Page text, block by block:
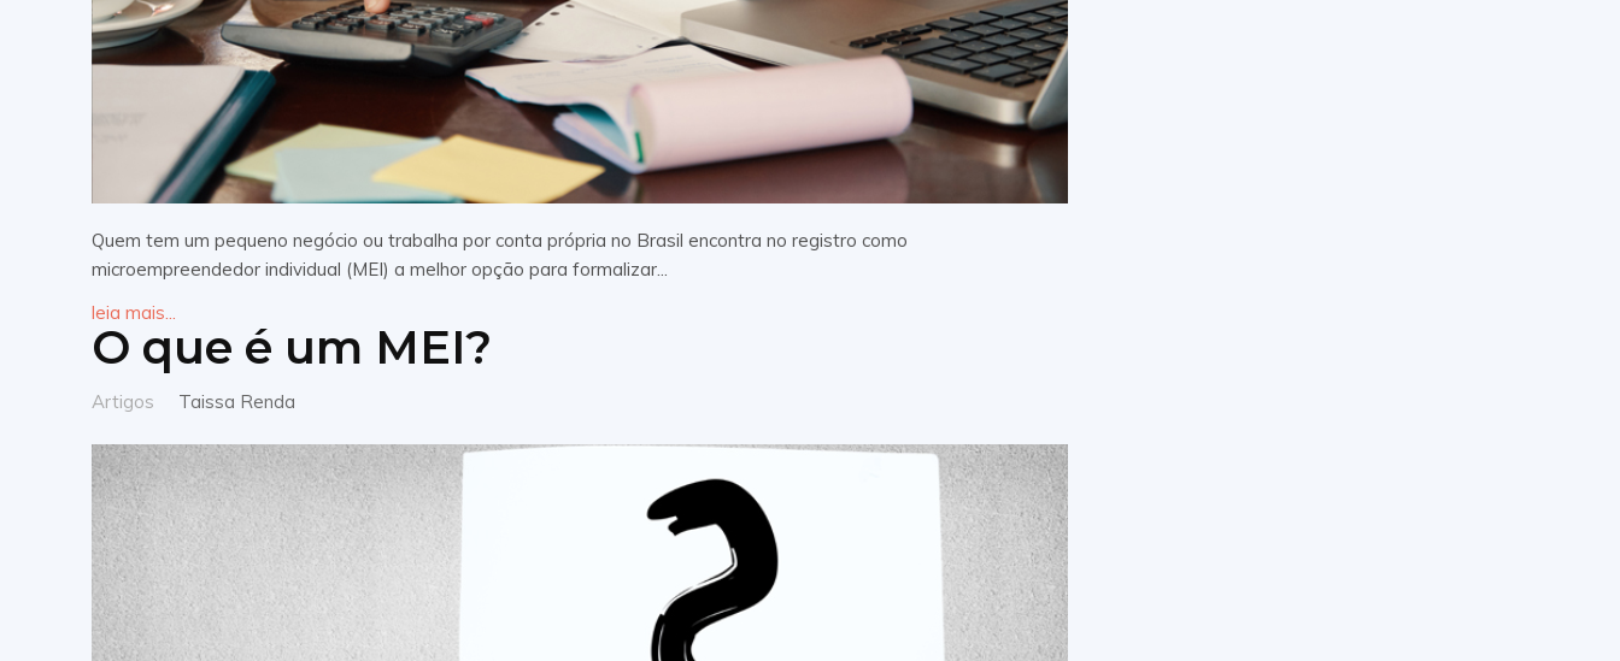
Quem tem um pequeno negócio ou trabalha por conta própria no Brasil encontra no registro como
microempreendedor individual (MEI) a melhor opção para formalizar...
leia mais...
O que é um MEI?
Artigos Taissa Renda